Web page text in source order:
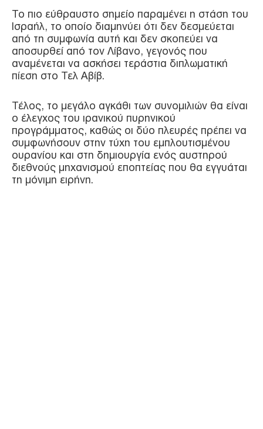
Το πιο εύθραυστο σημείο παραμένει η στάση του
Ισραήλ, το οποίο διαμηνύει ότι δεν δεσμεύεται
από τη συμφωνία αυτή και δεν σκοπεύει να
αποσυρθεί από τον Λίβανο, γεγονός που
αναμένεται να ασκήσει τεράστια διπλωματική
πίεση στο Τελ Αβίβ.
Τέλος, το μεγάλο αγκάθι των συνομιλιών θα είναι
ο έλεγχος του ιρανικού πυρηνικού
προγράμματος, καθώς οι δύο πλευρές πρέπει να
συμφωνήσουν στην τύχη του εμπλουτισμένου
ουρανίου και στη δημιουργία ενός αυστηρού
διεθνούς μηχανισμού εποπτείας που θα εγγυάται
τη μόνιμη ειρήνη.